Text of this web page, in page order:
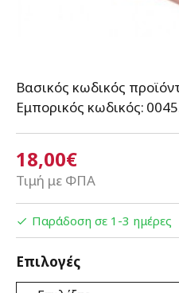
18,00€
Τιμή με ΦΠΑ
Βασικός κωδικός
Εμπορικός κωδικός:
Παράδοση σε 1-3 ημέρες
Επιλογές